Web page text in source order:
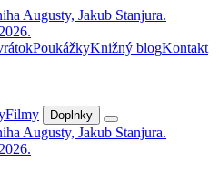
PoukážkyKnižný blogKontakt
Filmy Doplnky